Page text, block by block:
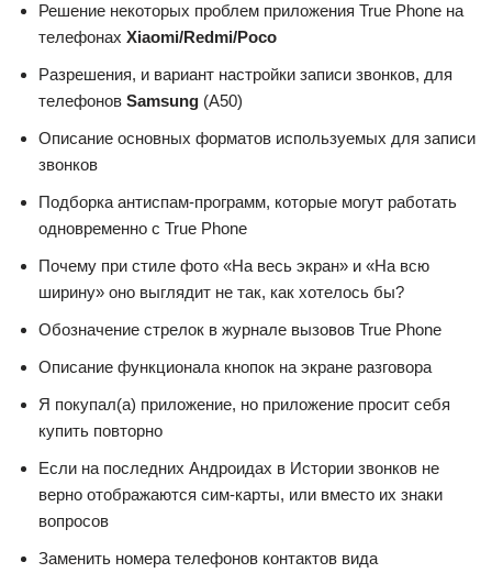
Решение некоторых проблем приложения True Phone на
телефонах Xiaomi/Redmi/Poco
Разрешения, и вариант настройки записи звонков, для
телефонов Samsung (А50)
Описание основных форматов используемых для записи
звонков
Подборка антиспам-программ, которые могут работать
одновременно с True Phone
Почему при стиле фото «На весь экран» и «На всю
ширину» оно выглядит не так, как хотелось бы?
Обозначение стрелок в журнале вызовов True Phone
Описание функционала кнопок на экране разговора
Я покупал(а) приложение, но приложение просит себя
купить повторно
Если на последних Андроидах в Истории звонков не
верно отображаются сим-карты, или вместо их знаки
вопросов
Заменить номера телефонов контактов вида